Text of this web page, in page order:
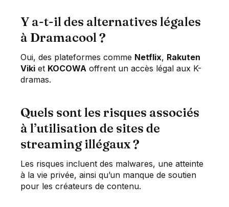
Y a-t-il des alternatives légales
à Dramacool ?
Oui, des plateformes comme Netflix, Rakuten
Viki et KOCOWA offrent un accès légal aux K-
dramas.
Quels sont les risques associés
à l’utilisation de sites de
streaming illégaux ?
Les risques incluent des malwares, une atteinte
à la vie privée, ainsi qu’un manque de soutien
pour les créateurs de contenu.